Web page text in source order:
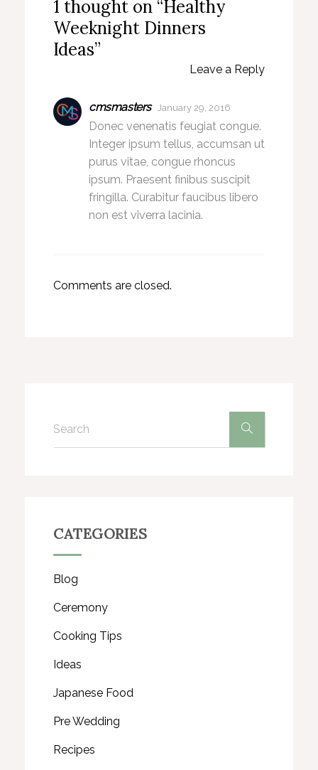
1 thought on “Healthy
Weeknight Dinners
Ideas”
Leave a Reply
cmsmasters January 29, 2016
Donec venenatis feugiat congue.
Integer ipsum tellus, accumsan ut
purus vitae, congue rhoncus
ipsum. Praesent finibus suscipit
fringilla. Curabitur faucibus libero
non est viverra lacinia.
Comments are closed.
CATEGORIES
Blog
Ceremony
Cooking Tips
Ideas
Japanese Food
Pre Wedding
Recipes